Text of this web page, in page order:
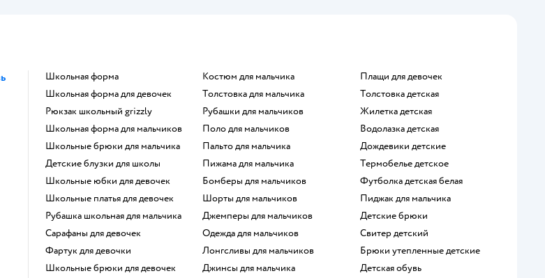
Школьная форма
Школьная форма для девочек
Рюкзак школьный grizzly
Школьная форма для мальчиков
Школьные брюки для мальчика
Детские блузки для школы
Школьные юбки для девочек
Школьные платья для девочек
Рубашка школьная для мальчика
Сарафаны для девочек
Фартук для девочки
Школьные брюки для девочек
Костюм для мальчика
Толстовка для мальчика
Рубашки для мальчиков
Поло для мальчиков
Пальто для мальчика
Пижама для мальчика
Бомберы для мальчиков
Шорты для мальчиков
Джемперы для мальчиков
Одежда для мальчиков
Лонгсливы для мальчиков
Джинсы для мальчика
Плащи для девочек
Толстовка детская
Жилетка детская
Водолазка детская
Дождевики детские
Термобелье детское
Футболка детская белая
Пиджак для мальчика
Детские брюки
Свитер детский
Брюки утепленные детские
Детская обувь